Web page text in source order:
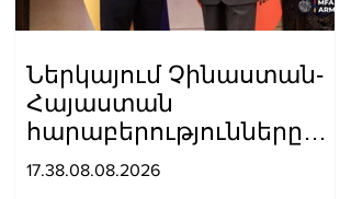
Ներկայում Չինաստան-
Հայաստան
հարաբերությունները
զարգանում են կայուն
17.38.08.08.2026